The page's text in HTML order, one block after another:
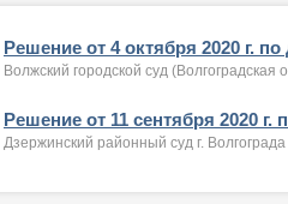
Решение от 4 октября 2020 г.
Волжский городской суд
Решение от 11 сентября 2020 г.
Дзержинский районный суд г.